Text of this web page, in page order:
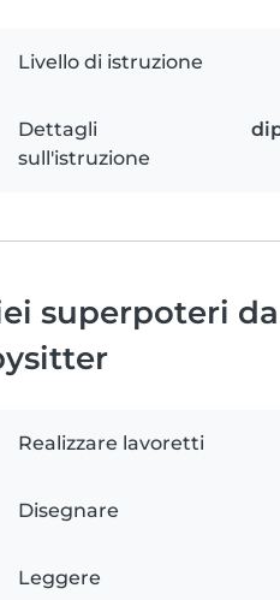
Livello di istruzione
Dettagli
sull'istruzione
superpoteri da
Realizzare lavoretti
Disegnare
Leggere